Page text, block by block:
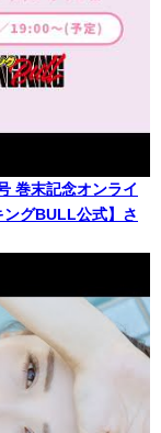
巻末記念オンライ
グBULL公式】さ